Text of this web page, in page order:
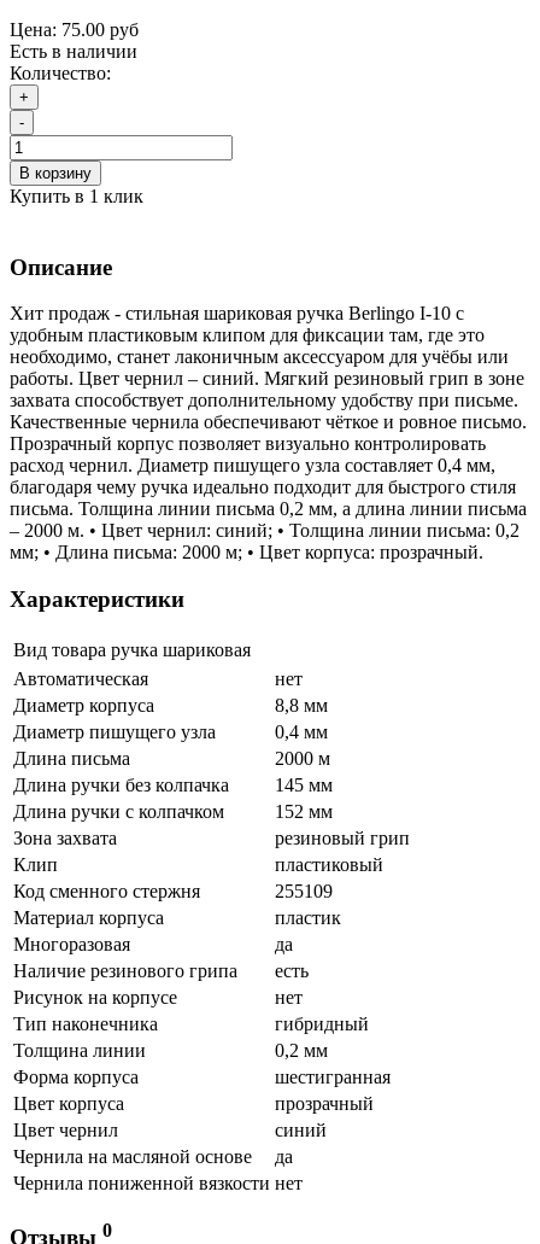
Цена: 75.00 руб
Есть в наличии
Количество:
+
-
В корзину
Купить в 1 клик
Описание
Хит продаж - стильная шариковая ручка Berlingo I-10 с
удобным пластиковым клипом для фиксации там, где это
необходимо, станет лаконичным аксессуаром для учёбы или
работы. Цвет чернил – синий. Мягкий резиновый грип в зоне
захвата способствует дополнительному удобству при письме.
Качественные чернила обеспечивают чёткое и ровное письмо.
Прозрачный корпус позволяет визуально контролировать
расход чернил. Диаметр пишущего узла составляет 0,4 мм,
благодаря чему ручка идеально подходит для быстрого стиля
письма. Толщина линии письма 0,2 мм, а длина линии письма
– 2000 м. • Цвет чернил: синий; • Толщина линии письма: 0,2
мм; • Длина письма: 2000 м; • Цвет корпуса: прозрачный.
Характеристики
Вид товара ручка шариковая
Автоматическая
нет
Диаметр корпуса
8,8 мм
Диаметр пишущего узла
0,4 мм
Длина письма
2000 м
Длина ручки без колпачка
145 мм
Длина ручки с колпачком
152 мм
Зона захвата
резиновый грип
Клип
пластиковый
Код сменного стержня
255109
Материал корпуса
пластик
Многоразовая
да
Наличие резинового грипа
есть
Рисунок на корпусе
нет
Тип наконечника
гибридный
Толщина линии
0,2 мм
Форма корпуса
шестигранная
Цвет корпуса
прозрачный
Цвет чернил
синий
Чернила на масляной основе
да
Чернила пониженной вязкости нет
Отзывы 0